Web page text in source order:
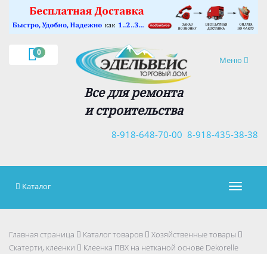
0
Навигация
Меню
Все для ремонта
и строительства
8-918-435-38-38
8-918-648-70-00
×
Каталог
Главная страница Каталог товаров
Хозяйственные товары
Скатерти, клеенки
Клеенка ПВХ на нетканой основе Dekorelle